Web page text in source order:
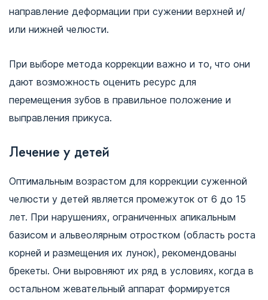
направление деформации при сужении верхней и/
или нижней челюсти.
При выборе метода коррекции важно и то, что они
дают возможность оценить ресурс для
перемещения зубов в правильное положение и
выправления прикуса.
Лечение у детей
Оптимальным возрастом для коррекции суженной
челюсти у детей является промежуток от 6 до 15
лет. При нарушениях, ограниченных апикальным
базисом и альвеолярным отростком (область роста
корней и размещения их лунок), рекомендованы
брекеты. Они выровняют их ряд в условиях, когда в
остальном жевательный аппарат формируется